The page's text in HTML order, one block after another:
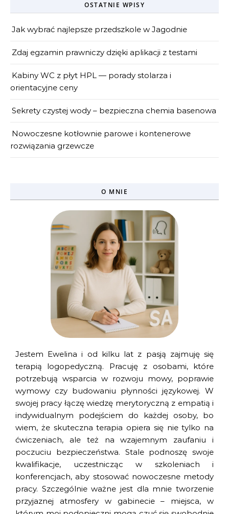
OSTATNIE WPISY
Jak wybrać najlepsze przedszkole w Jagodnie
Zdaj egzamin prawniczy dzięki aplikacji z testami
Kabiny WC z płyt HPL — porady stolarza i
orientacyjne ceny
Sekrety czystej wody – bezpieczna chemia basenowa
Nowoczesne kotłownie parowe i kontenerowe
rozwiązania grzewcze
O MNIE
Jestem Ewelina i od kilku lat z pasją zajmuję się
terapią logopedyczną. Pracuję z osobami, które
potrzebują wsparcia w rozwoju mowy, poprawie
wymowy czy budowaniu płynności językowej. W
swojej pracy łączę wiedzę merytoryczną z empatią i
indywidualnym podejściem do każdej osoby, bo
wiem, że skuteczna terapia opiera się nie tylko na
ćwiczeniach, ale też na wzajemnym zaufaniu i
poczuciu bezpieczeństwa. Stale podnoszę swoje
kwalifikacje, uczestnicząc w szkoleniach i
konferencjach, aby stosować nowoczesne metody
pracy. Szczególnie ważne jest dla mnie tworzenie
przyjaznej atmosfery w gabinecie – miejsca, w